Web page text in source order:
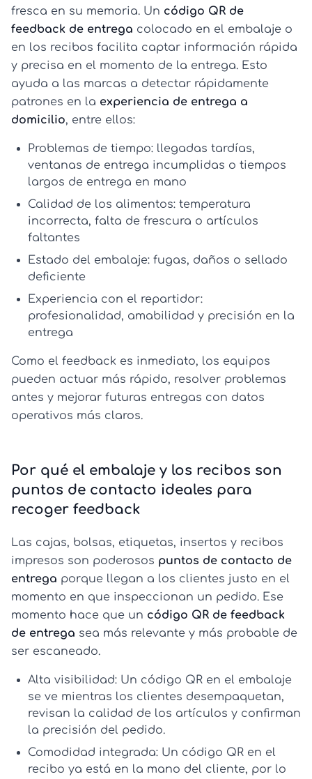
fresca en su memoria. Un código QR de
feedback de entrega colocado en el embalaje o
en los recibos facilita captar información rápida
y precisa en el momento de la entrega. Esto
ayuda a las marcas a detectar rápidamente
patrones en la experiencia de entrega a
domicilio, entre ellos:
Problemas de tiempo: llegadas tardías,
ventanas de entrega incumplidas o tiempos
largos de entrega en mano
Calidad de los alimentos: temperatura
incorrecta, falta de frescura o artículos
faltantes
Estado del embalaje: fugas, daños o sellado
deficiente
Experiencia con el repartidor:
profesionalidad, amabilidad y precisión en la
entrega
Como el feedback es inmediato, los equipos
pueden actuar más rápido, resolver problemas
antes y mejorar futuras entregas con datos
operativos más claros.
Por qué el embalaje y los recibos son
puntos de contacto ideales para
recoger feedback
Las cajas, bolsas, etiquetas, insertos y recibos
impresos son poderosos puntos de contacto de
entrega porque llegan a los clientes justo en el
momento en que inspeccionan un pedido. Ese
momento hace que un código QR de feedback
de entrega sea más relevante y más probable de
ser escaneado.
Alta visibilidad: Un código QR en el embalaje
se ve mientras los clientes desempaquetan,
revisan la calidad de los artículos y confirman
la precisión del pedido.
Comodidad integrada: Un código QR en el
recibo ya está en la mano del cliente, por lo